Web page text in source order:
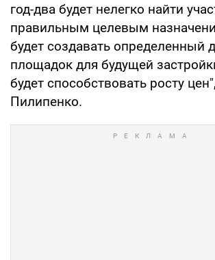
год-два будет нелегко найти
правильным целевым
будет создавать определенный
площадок для будущей
будет способствовать росту
Пилипенко.